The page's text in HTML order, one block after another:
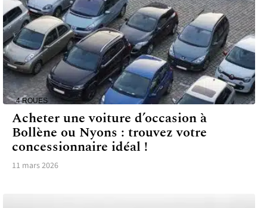
4 ROUES
Acheter une voiture d’occasion à
Bollène ou Nyons : trouvez votre
concessionnaire idéal !
11 mars 2026